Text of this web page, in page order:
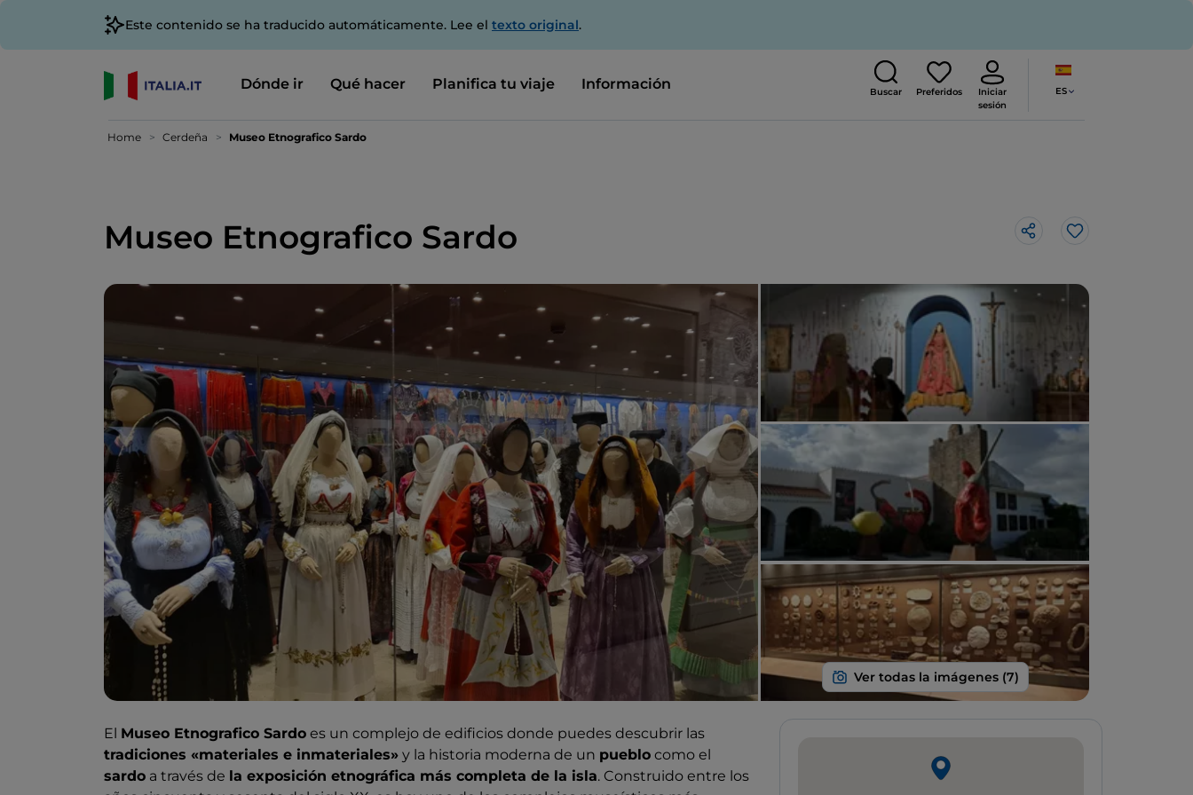
Este contenido se ha traducido automáticamente. Lee el texto original.
Dónde ir Qué hacer Planifica tu viaje Información Buscar Preferidos
Iniciar
sesión
ES
Home Cerdeña Museo Etnografico Sardo
Museo Etnografico Sardo Me gusta
El Museo Etnografico Sardo es un complejo de edificios donde puedes descubrir las
tradiciones «materiales e inmateriales» y la historia moderna de un pueblo como el
sardo a través de la exposición etnográfica más completa de la isla. Construido entre los